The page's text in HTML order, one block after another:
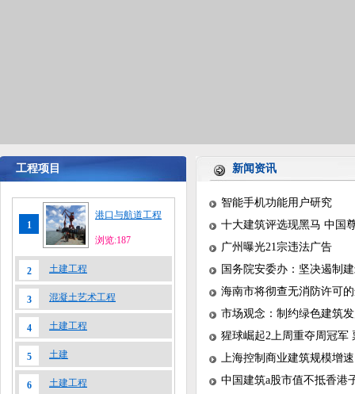
工程项目 新闻资讯
1
港口与航道工程
浏览:187
2 土建工程
3 混凝土艺术工程
4 土建工程
5 土建
6 土建工程
智能手机功能用户研究
十大建筑评选现黑马 中国
广州曝光21宗违法广告
国务院安委办：坚决遏制
海南市将彻查无消防许可
市场观念：制约绿色建筑
猩球崛起2上周重夺周冠军
上海控制商业建筑规模增速
中国建筑a股市值不抵香港